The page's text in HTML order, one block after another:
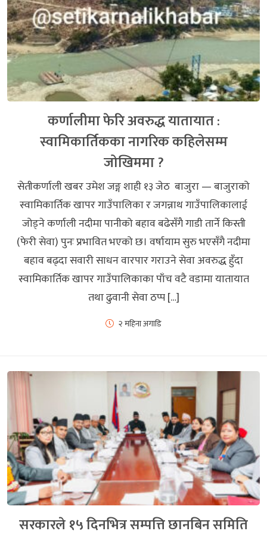
कर्णालीमा फेरि अवरुद्ध यातायात :
स्वामिकार्तिकका नागरिक कहिलेसम्म
जोखिममा ?
सेतीकर्णाली खबर उमेश जङ्ग शाही १३ जेठ बाजुरा — बाजुराको
स्वामिकार्तिक खापर गाउँपालिका र जगन्नाथ गाउँपालिकालाई
जोड्ने कर्णाली नदीमा पानीको बहाव बढेसँगै गाडी तार्ने किस्ती
(फेरी सेवा) पुनः प्रभावित भएको छ। वर्षायाम सुरु भएसँगै नदीमा
बहाव बढ्दा सवारी साधन वारपार गराउने सेवा अवरुद्ध हुँदा
स्वामिकार्तिक खापर गाउँपालिकाका पाँच वटै वडामा यातायात
तथा ढुवानी सेवा ठप्प […]
२ महिना अगाडि
सरकारले १५ दिनभित्र सम्पत्ति छानबिन समिति